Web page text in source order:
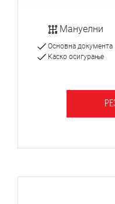
Мануелни
Основна документа
Каско осигурање